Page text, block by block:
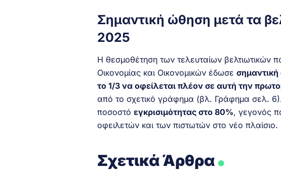
Σημαντική ώθηση μετά τα
2025
Η θεσμοθέτηση των τελευταίων βελτιωτικών
Οικονομίας και Οικονομικών έδωσε
το 1/3 να οφείλεται πλέον σε αυτή την
από το σχετικό γράφημα (βλ. Γράφημα σελ.
ποσοστό εγκρισιμότητας στο 80%, γεγονός
οφειλετών και των πιστωτών στο νέο πλαίσιο.
Σχετικά Άρθρα.